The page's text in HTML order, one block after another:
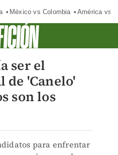
México vs Colombia América vs
ser el
'Canelo'
son los
para enfrentar